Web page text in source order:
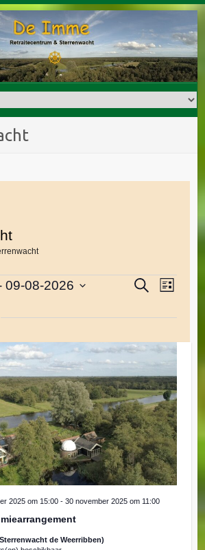
E
e
n
e
m
Z
k
E
n
e
m
e
n
t
w
L
09-08-2026
2025 om 15:00 -30 november 2025 om 11:00
de Weerribben)